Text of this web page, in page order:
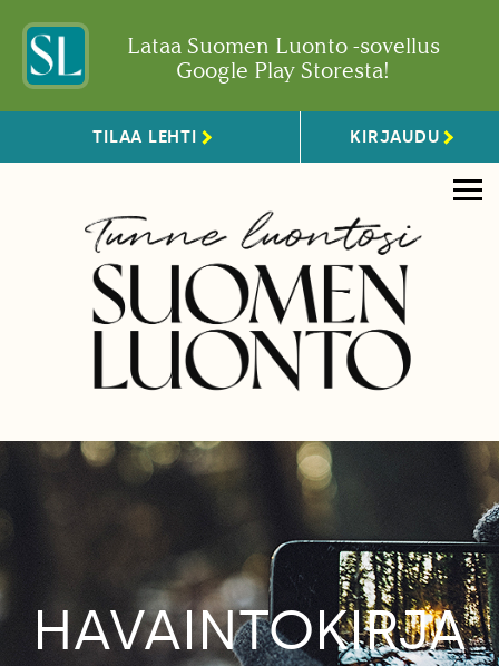
Lataa Suomen Luonto -sovellus
Google Play Storesta!
TILAA LEHTI KIRJAUDU
HAVAINTOKIRJA